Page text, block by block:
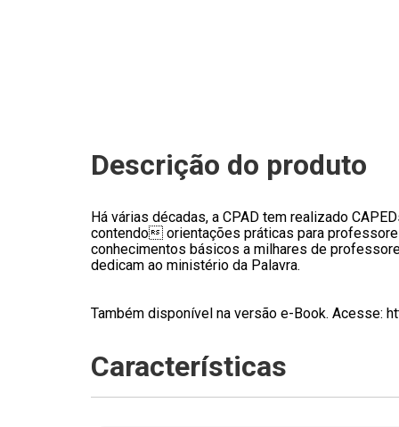
Descrição do produto
Há várias décadas, a CPAD tem realizado
contendo orientações práticas para
conhecimentos básicos a milhares de
dedicam ao ministério da Palavra.
Também disponível na versão e-Book. Acesse:
Características